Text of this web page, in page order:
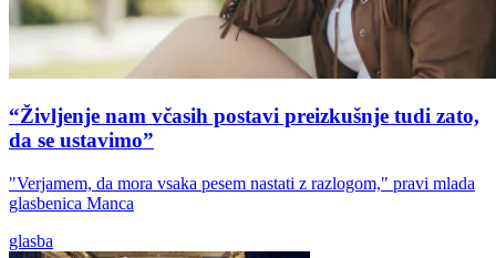
“Življenje nam včasih postavi preizkušnje tudi zato,
da se ustavimo”
"Verjamem, da mora vsaka pesem nastati z razlogom," pravi mlada
glasbenica Manca
glasba